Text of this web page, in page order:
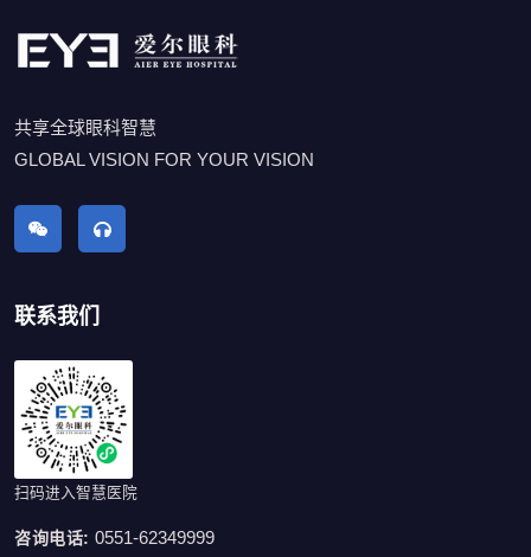
共享全球眼科智慧
GLOBAL VISION FOR YOUR VISION
联系我们
扫码进入智慧医院
咨询电话: 0551-62349999